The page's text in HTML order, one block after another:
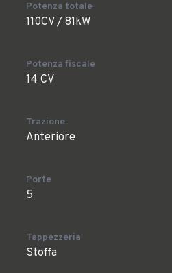
Potenza totale
110CV / 81kW
Potenza fiscale
14 CV
Trazione
Anteriore
Porte
5
Tappezzeria
Stoffa